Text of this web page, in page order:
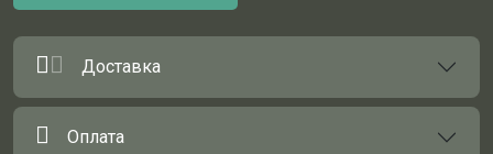
Доставка
Оплата